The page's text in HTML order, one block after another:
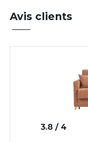
Avis clients
3.8 / 4